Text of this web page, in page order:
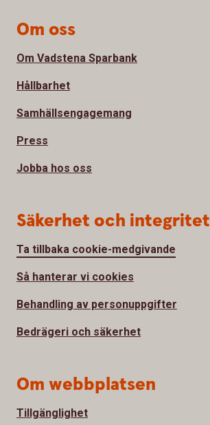
Om oss
Om Vadstena Sparbank
Hållbarhet
Samhällsengagemang
Press
Jobba hos oss
Säkerhet och integritet
Ta tillbaka cookie-medgivande
Så hanterar vi cookies
Behandling av personuppgifter
Bedrägeri och säkerhet
Om webbplatsen
Tillgänglighet